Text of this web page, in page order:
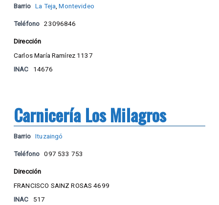
Barrio La Teja ,Montevideo
Teléfono 23096846
Dirección
Carlos María Ramírez 1137
INAC
14676
Carnicería Los Milagros
Barrio Ituzaingó
Teléfono 097 533 753
Dirección
FRANCISCO SAINZ ROSAS 4699
INAC
517